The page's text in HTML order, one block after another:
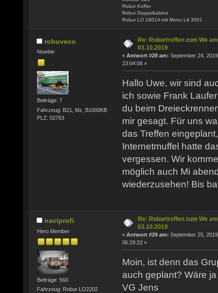
Robur Koffer
Robur Doppelkabine
Robur LO 1801A mit Motor Ld 3001
robuveco
Newbie
Beiträge: 7
Fahrzeug: B21, Mz, B1000KB
PLZ: 02763
Re: Roburtreffen zum We am
03.10.2019
« Antwort #28 am: September 24,
23:04:08 »
Hallo Uwe, wir sind
ich sowie Frank
du beim
mir gesagt. Für uns
das Treffen
Internetmuffel hatte
vergessen. Wir
möglich auch Mi
wiederzusehen! Bis
naviprofi
Hero Member
Beiträge: 560
Fahrzeug: Robur LO2202
Re: Roburtreffen zum We am
03.10.2019
« Antwort #29 am: September 25,
06:29:22 »
Moin, ist denn das
auch geplant? Wäre
VG Jens